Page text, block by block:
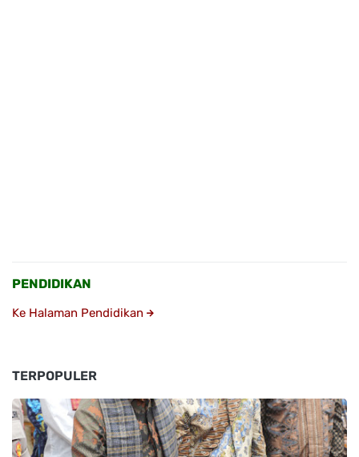
PENDIDIKAN
Ke Halaman Pendidikan
TERPOPULER